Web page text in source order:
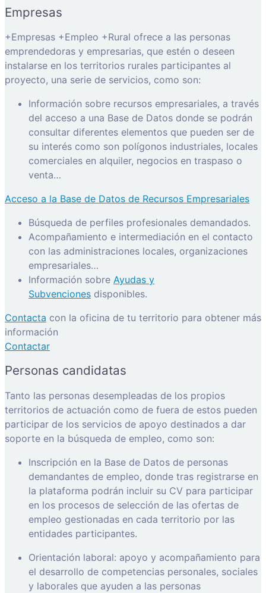
Empresas
+Empresas +Empleo +Rural ofrece a las personas
emprendedoras y empresarias, que estén o deseen
instalarse en los territorios rurales participantes al
proyecto, una serie de servicios, como son:
Información sobre recursos empresariales, a través
del acceso a una Base de Datos donde se podrán
consultar diferentes elementos que pueden ser de
su interés como son polígonos industriales, locales
comerciales en alquiler, negocios en traspaso o
venta…
Acceso a la Base de Datos de Recursos Empresariales
Búsqueda de perfiles profesionales demandados.
Acompañamiento e intermediación en el contacto
con las administraciones locales, organizaciones
empresariales…
Información sobre Ayudas y
Subvenciones disponibles.
Contacta con la oficina de tu territorio para obtener más
información
Contactar
Personas candidatas
Tanto las personas desempleadas de los propios
territorios de actuación como de fuera de estos pueden
participar de los servicios de apoyo destinados a dar
soporte en la búsqueda de empleo, como son:
Inscripción en la Base de Datos de personas
demandantes de empleo, donde tras registrarse en
la plataforma podrán incluir su CV para participar
en los procesos de selección de las ofertas de
empleo gestionadas en cada territorio por las
entidades participantes.
Orientación laboral: apoyo y acompañamiento para
el desarrollo de competencias personales, sociales
y laborales que ayuden a las personas